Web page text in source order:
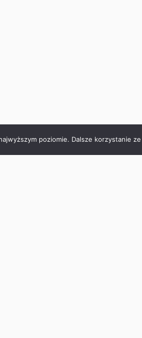
poziomie. Dalsze korzystanie